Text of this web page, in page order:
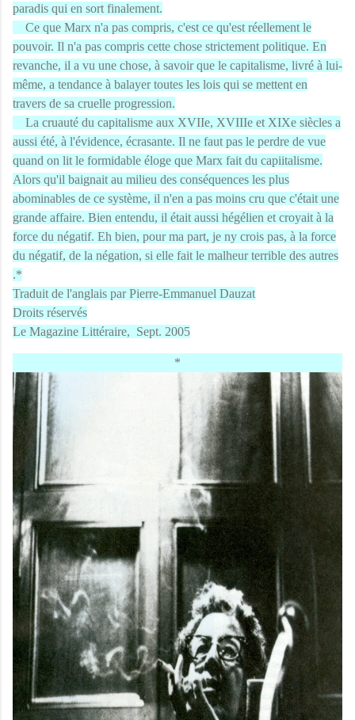
paradis qui en sort finalement.
Ce que Marx n'a pas compris, c'est ce qu'est réellement le
pouvoir. Il n'a pas compris cette chose strictement politique. En
revanche, il a vu une chose, à savoir que le capitalisme, livré à lui-
même, a tendance à balayer toutes les lois qui se mettent en
travers de sa cruelle progression.
La cruauté du capitalisme aux XVIIe, XVIIIe et XIXe siècles a
aussi été, à l'évidence, écrasante. Il ne faut pas le perdre de vue
quand on lit le formidable éloge que Marx fait du capiitalisme.
Alors qu'il baignait au milieu des conséquences les plus
abominables de ce système, il n'en a pas moins cru que c'était une
grande affaire. Bien entendu, il était aussi hégélien et croyait à la
force du négatif. Eh bien, pour ma part, je ny crois pas, à la force
du négatif, de la négation, si elle fait le malheur terrible des autres
.*
Traduit de l'anglais par Pierre-Emmanuel Dauzat
Droits réservés
Le Magazine Littéraire, Sept. 2005
*